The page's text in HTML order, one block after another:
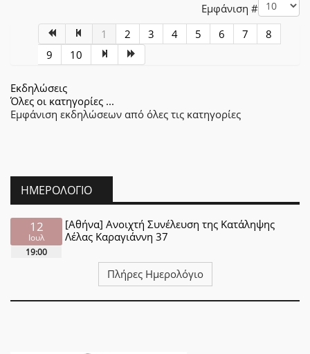
Εμφάνιση #
1
2 3 4 5 6 7
8
9
10
Εκδηλώσεις
Όλες οι κατηγορίες ...
Εμφάνιση εκδηλώσεων από όλες τις κατηγορίες
ΗΜΕΡΟΛΌΓΙΟ
12
Ιουλ
19:00
[Αθήνα] Ανοιχτή Συνέλευση της Κατάληψης
Λέλας Καραγιάννη 37
Πλήρες Ημερολόγιο